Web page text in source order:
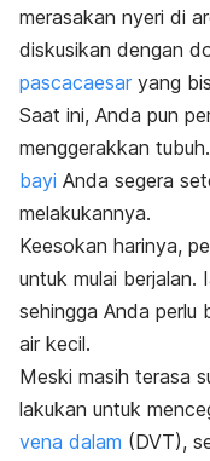
merasakan nyeri di
diskusikan dengan
pascacaesar yang
Saat ini, Anda pun
menggerakkan
bayi Anda segera
melakukannya.
Keesokan harinya,
untuk mulai berjalan.
sehingga Anda perlu
air kecil.
Meski masih terasa
lakukan untuk
vena dalam (DVT),